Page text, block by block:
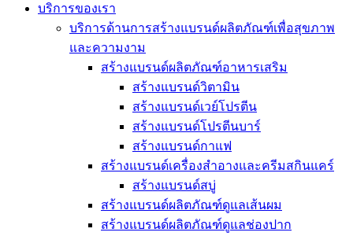
บริการของเรา
บริการด้านการสร้างแบรนด์ผลิตภัณฑ์เพื่อสุขภาพ
และความงาม
สร้างแบรนด์ผลิตภัณฑ์อาหารเสริม
สร้างแบรนด์วิตามิน
สร้างแบรนด์เวย์โปรตีน
สร้างแบรนด์โปรตีนบาร์
สร้างแบรนด์กาแฟ
สร้างแบรนด์เครื่องสำอางและครีมสกินแคร์
สร้างแบรนด์สบู่
สร้างแบรนด์ผลิตภัณฑ์ดูแลเส้นผม
สร้างแบรนด์ผลิตภัณฑ์ดูแลช่องปาก